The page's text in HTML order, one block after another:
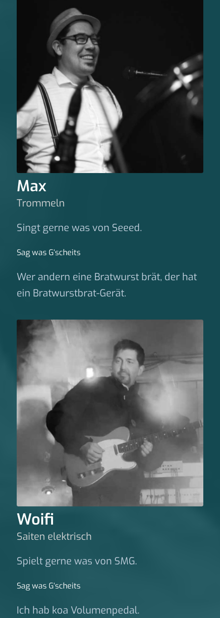
Max
Trommeln
Singt gerne was von Seeed.
Sag was G‘scheits
Wer andern eine Bratwurst brät, der hat
ein Bratwurstbrat-Gerät.
Woifi
Saiten elektrisch
Spielt gerne was von SMG.
Sag was G‘scheits
Ich hab koa Volumenpedal.